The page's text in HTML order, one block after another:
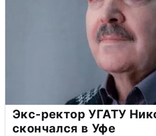
Экс-ректор УГАТУ
скончался в Уфе